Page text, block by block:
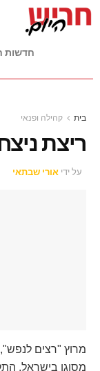
חדשות
בית קהילה ופנאי
ריצת
על ידי אורי שבתאי
מרוץ "רצים
מסוגו בישראל,